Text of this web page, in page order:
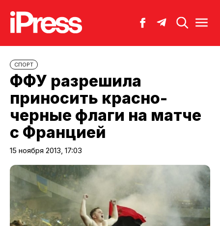
СПОРТ
ФФУ разрешила
приносить красно-
черные флаги на матче
с Францией
15 ноября 2013, 17:03